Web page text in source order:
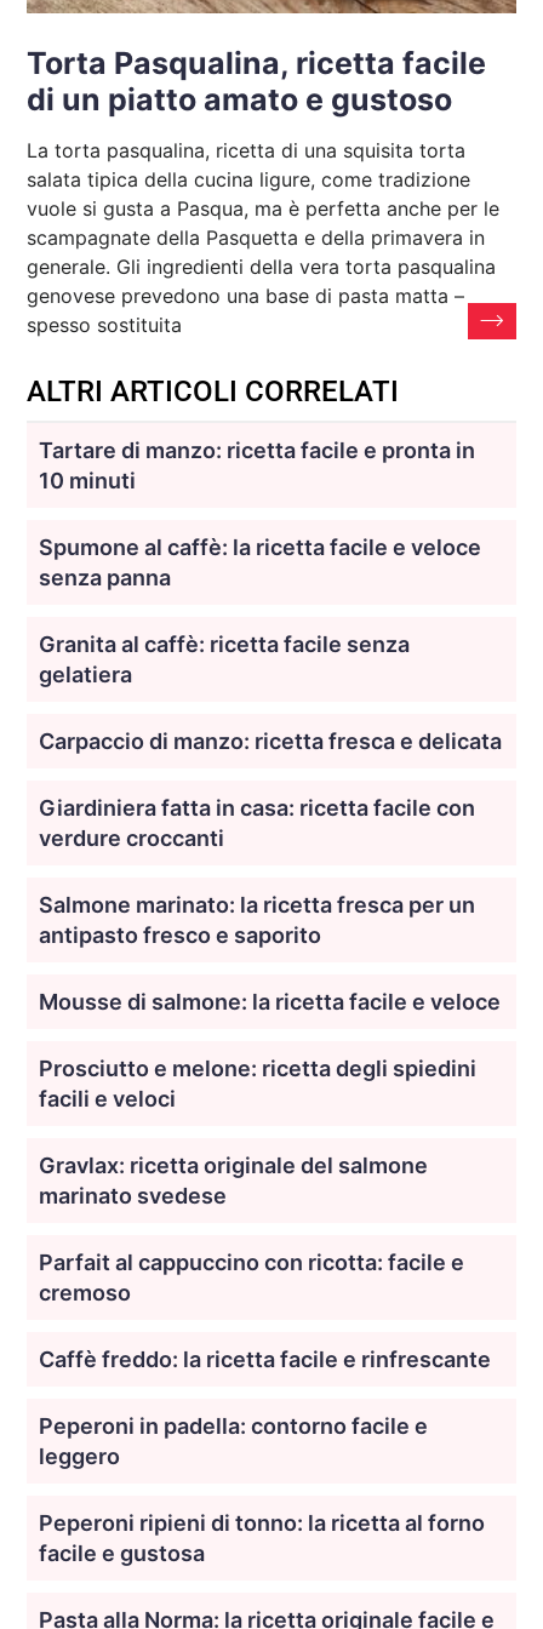
Torta Pasqualina, ricetta facile
di un piatto amato e gustoso
La torta pasqualina, ricetta di una squisita torta
salata tipica della cucina ligure, come tradizione
vuole si gusta a Pasqua, ma è perfetta anche per le
scampagnate della Pasquetta e della primavera in
generale. Gli ingredienti della vera torta pasqualina
genovese prevedono una base di pasta matta –
spesso sostituita
ALTRI ARTICOLI CORRELATI
Tartare di manzo: ricetta facile e pronta in
10 minuti
Spumone al caffè: la ricetta facile e veloce
senza panna
Granita al caffè: ricetta facile senza
gelatiera
Carpaccio di manzo: ricetta fresca e delicata
Giardiniera fatta in casa: ricetta facile con
verdure croccanti
Salmone marinato: la ricetta fresca per un
antipasto fresco e saporito
Mousse di salmone: la ricetta facile e veloce
Prosciutto e melone: ricetta degli spiedini
facili e veloci
Gravlax: ricetta originale del salmone
marinato svedese
Parfait al cappuccino con ricotta: facile e
cremoso
Caffè freddo: la ricetta facile e rinfrescante
Peperoni in padella: contorno facile e
leggero
Peperoni ripieni di tonno: la ricetta al forno
facile e gustosa
Pasta alla Norma: la ricetta originale facile e